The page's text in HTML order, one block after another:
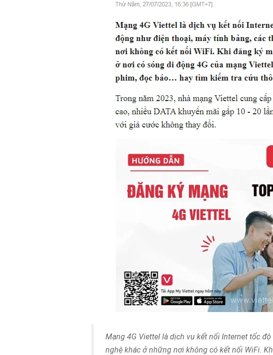
Mạng 4G Viettel là dịch vụ kết nối Internet tốc
nghệ khác ở những nơi không có kết nối WiFi.